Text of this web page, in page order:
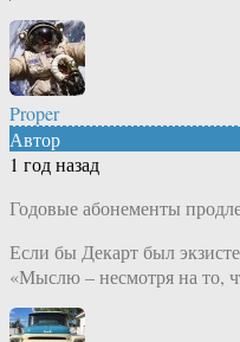
Proper
Автор
1 год назад
Годовые абонементы
Если бы Декарт был
«Мыслю – несмотря на то,